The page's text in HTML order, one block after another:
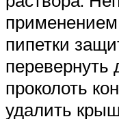
пипетки
перевернуть
проколоть
удалить